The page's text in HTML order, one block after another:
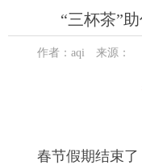
“三杯茶”
作者：aqi 来源：
春节假期结束